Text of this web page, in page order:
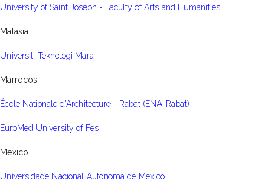
University of Saint Joseph - Faculty of Arts and Humanities
Malásia
Universiti Teknologi Mara
Marrocos
École Nationale d'Architecture - Rabat (ENA-Rabat)
EuroMed University of Fes
México
Universidade Nacional Autonoma de Mexico